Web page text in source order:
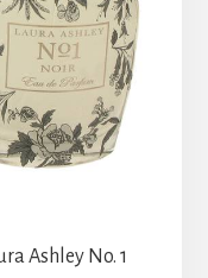
Ashley No. 1